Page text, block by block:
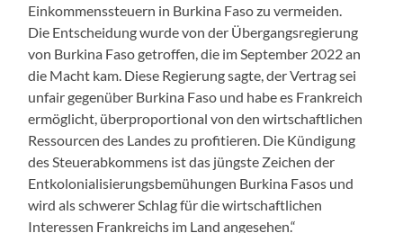
Einkommenssteuern in Burkina Faso zu vermeiden.
Die Entscheidung wurde von der Übergangsregierung
von Burkina Faso getroffen, die im September 2022 an
die Macht kam. Diese Regierung sagte, der Vertrag sei
unfair gegenüber Burkina Faso und habe es Frankreich
ermöglicht, überproportional von den wirtschaftlichen
Ressourcen des Landes zu profitieren. Die Kündigung
des Steuerabkommens ist das jüngste Zeichen der
Entkolonialisierungsbemühungen Burkina Fasos und
wird als schwerer Schlag für die wirtschaftlichen
Interessen Frankreichs im Land angesehen.“